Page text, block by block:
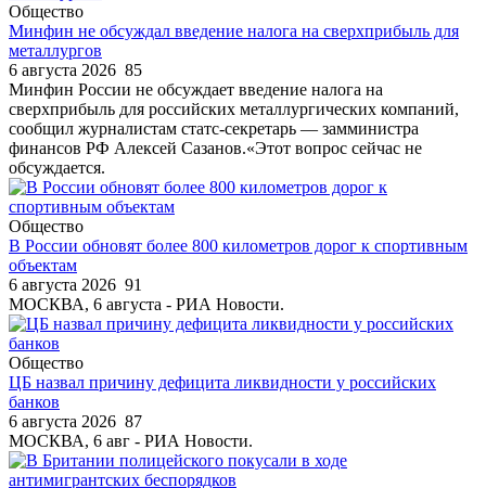
Общество
Минфин не обсуждал введение налога на сверхприбыль для
металлургов
6 августа 2026 85
Минфин России не обсуждает введение налога на
сверхприбыль для российских металлургических компаний,
сообщил журналистам статс-секретарь — замминистра
финансов РФ Алексей Сазанов.«Этот вопрос сейчас не
обсуждается.
Общество
В России обновят более 800 километров дорог к спортивным
объектам
6 августа 2026 91
МОСКВА, 6 августа - РИА Новости.
Общество
ЦБ назвал причину дефицита ликвидности у российских
банков
6 августа 2026 87
МОСКВА, 6 авг - РИА Новости.